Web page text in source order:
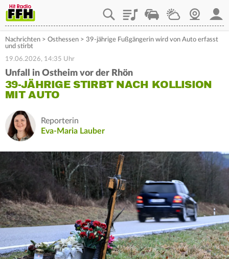
PlaylistStaupilotWetterWebcam
Nachrichten > Osthessen > 39-jährige Fußgängerin wird von Auto erfasst
und stirbt
19.06.2026, 14:35 Uhr
Unfall in Ostheim vor der Rhön
39-JÄHRIGE STIRBT NACH KOLLISION
MIT AUTO
Reporterin
Eva-Maria Lauber